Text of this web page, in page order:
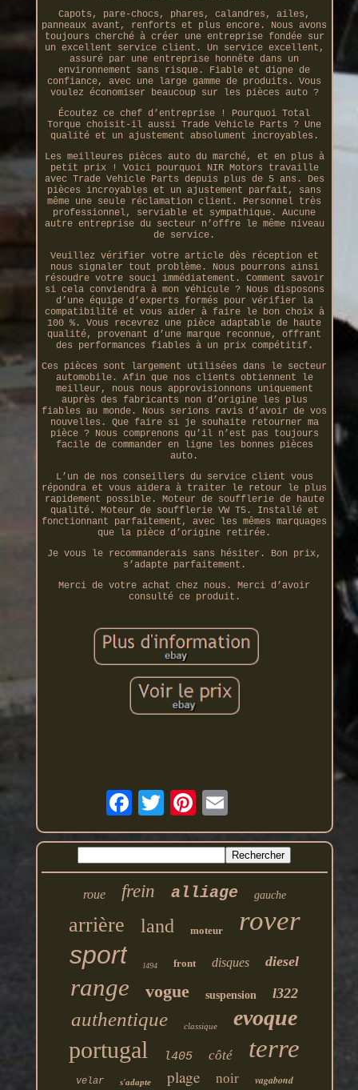
Capots, pare-chocs, phares, calandres, ailes,
panneaux avant, renforts et plus encore. Nous avons
toujours cherché à créer une entreprise fondée sur
un excellent service client. Un service excellent,
assuré par une entreprise honnête dans un
environnement sans risque. Fiable et digne de
confiance, avec une large gamme de produits. Vous
voulez économiser beaucoup sur les pièces auto ?
Écoutez ce chef d’entreprise ! Pourquoi Total
Torque choisit-il aussi Trade Vehicle Parts ? Une
qualité et un ajustement absolument incroyables.
Les meilleures pièces auto du marché, et en plus à
petit prix ! Voici pourquoi NIR Motors travaille
avec Trade Vehicle Parts depuis plus de 5 ans. Des
pièces incroyables et un ajustement parfait, sans
même une seule réclamation client. Personnel très
professionnel, serviable et sympathique. Aucune
autre entreprise du secteur n’offre le même niveau
de service.
Veuillez vérifier votre article dès réception et
nous signaler tout problème. Nous pourrons ainsi
résoudre votre souci immédiatement. Comment savoir
si cela conviendra à mon véhicule ? Nous disposons
d’une équipe d’experts formés pour vérifier la
compatibilité et vous aider à faire le bon choix à
100 %. Vous recevrez une pièce adaptable de haute
qualité, provenant d’une marque reconnue, offrant
des performances fiables à un prix compétitif.
Ces pièces sont largement utilisées dans le secteur
automobile. Afin que nos clients obtiennent le
meilleur, nous nous approvisionnons uniquement
auprès des fabricants non d’origine les plus
fiables au monde. Nous serions ravis d’avoir de vos
nouvelles. Que faire si je souhaite retourner ma
pièce ? Nous comprenons qu’il n’est pas toujours
facile de commander en ligne les bonnes pièces
auto.
L’un de nos conseillers du service client vous
répondra et vous aidera à traiter le retour le plus
rapidement possible. Moteur de soufflerie de haute
qualité. Moteur de soufflerie VW T5. Installé et
fonctionnant parfaitement, avec les mêmes marquages
que la pièce d’origine retirée.
Je vous le recommanderais sans hésiter. Bon prix,
s’adapte parfaitement.
Merci de votre achat chez nous. Merci d’avoir
consulté ce produit.
roue frein alliage gauche
arrière land moteur rover
sport l494 front disques diesel
range vogue suspension l322
authentique classique evoque
portugal l405 côté terre
velar s'adapte plage noir vagabond